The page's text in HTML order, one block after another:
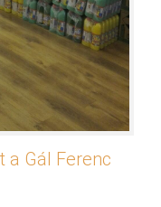
a Gál Ferenc